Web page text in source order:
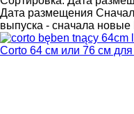
Дата размещения
выпуска - сначала новые